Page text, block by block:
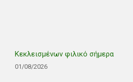
Κεκλεισμένων φιλικό σήμερα
01/08/2026